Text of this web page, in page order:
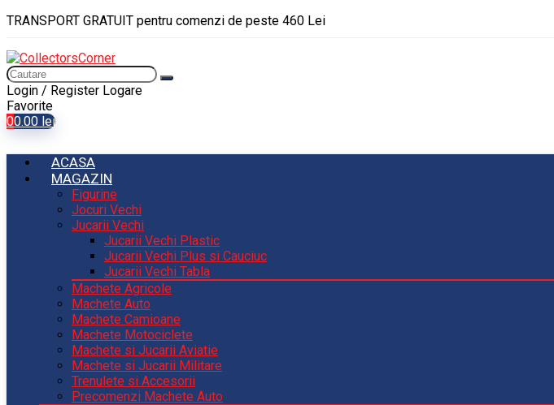
TRANSPORT GRATUIT pentru comenzi de peste 460 Lei
Login / Register Logare
Favorite
00.00 lei
ACASA
MAGAZIN
Figurine
Jocuri Vechi
Jucarii Vechi
Jucarii Vechi Plastic
Jucarii Vechi Plus si Cauciuc
Jucarii Vechi Tabla
Machete Agricole
Machete Auto
Machete Camioane
Machete Motociclete
Machete si Jucarii Aviatie
Machete si Jucarii Militare
Trenulete si Accesorii
Precomenzi Machete Auto